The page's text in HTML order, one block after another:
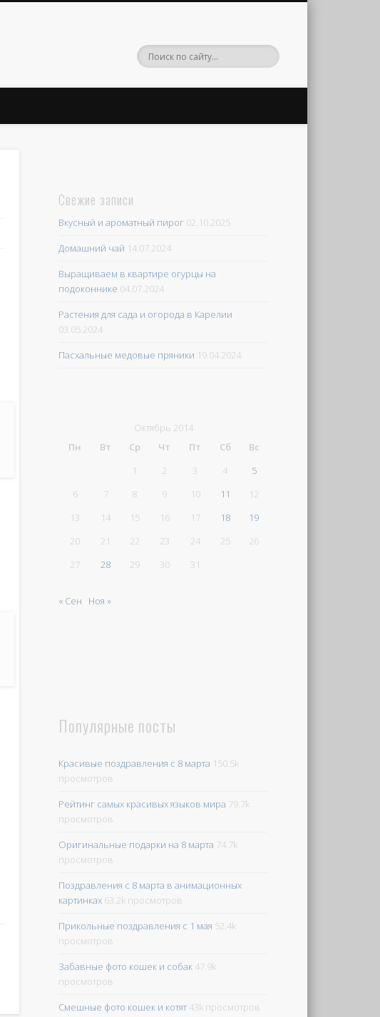
Свежие записи
Вкусный и ароматный пирог 02.10.2025
Домашний чай 14.07.2024
Выращиваем в квартире огурцы на
подоконнике 04.07.2024
Растения для сада и огорода в Карелии
03.05.2024
Пасхальные медовые пряники 19.04.2024
Октябрь 2014
Пн
Вт Ср Чт Пт Сб
Вс
1
2 3 4
5
6
7 8 9 10 11
12
13
14 15 16 17 18
19
20
21 22 23 24 25
26
27
28 29 30 31
« Сен Ноя »
Популярные посты
Красивые поздравления с 8 марта 150.5k
просмотров
Рейтинг самых красивых языков мира 79.7k
просмотров
Оригинальные подарки на 8 марта 74.7k
просмотров
Поздравления с 8 марта в анимационных
картинках 63.2k просмотров
Прикольные поздравления с 1 мая 52.4k
просмотров
Забавные фото кошек и собак 47.9k
просмотров
Смешные фото кошек и котят 43k просмотров